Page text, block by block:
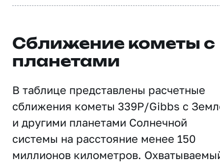
Сближение кометы с
планетами
В таблице представлены расчетные
сближения кометы 339P/Gibbs с
и другими планетами Солнечной
системы на расстояние менее 150
миллионов километров.